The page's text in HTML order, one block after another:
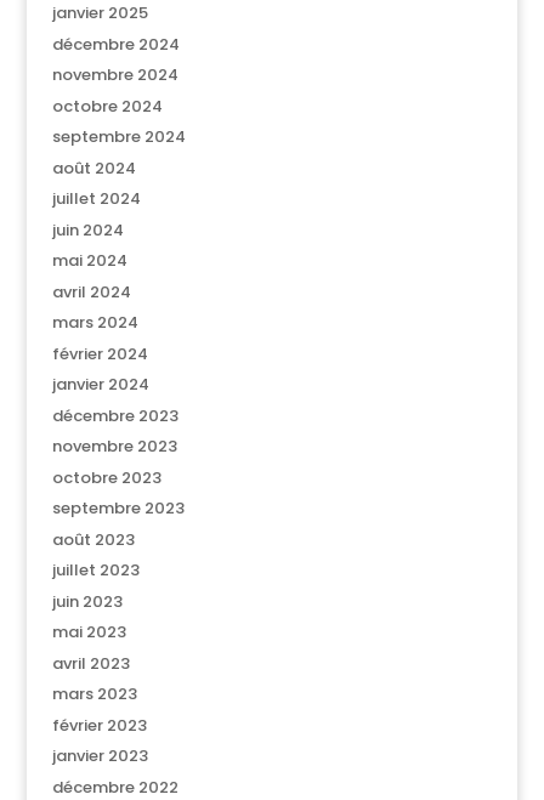
janvier 2025
décembre 2024
novembre 2024
octobre 2024
septembre 2024
août 2024
juillet 2024
juin 2024
mai 2024
avril 2024
mars 2024
février 2024
janvier 2024
décembre 2023
novembre 2023
octobre 2023
septembre 2023
août 2023
juillet 2023
juin 2023
mai 2023
avril 2023
mars 2023
février 2023
janvier 2023
décembre 2022